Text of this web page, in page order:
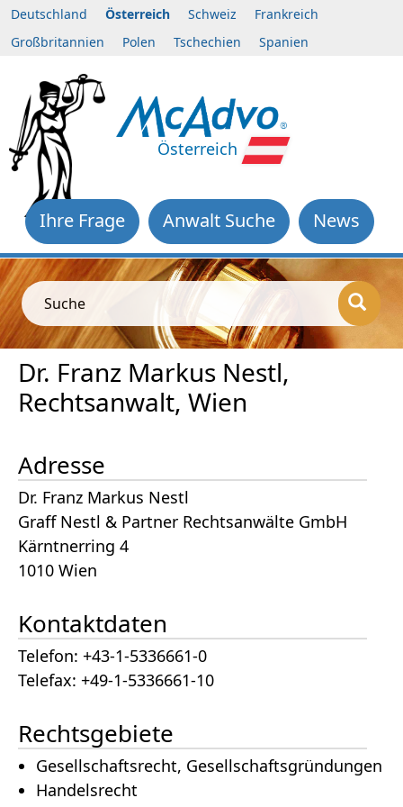
Deutschland Österreich Schweiz
Frankreich
Großbritannien
Polen Tschechien Spanien
Österreich
News
Anwalt Suche
Ihre Frage
Suche
Dr. Franz Markus Nestl,
Rechtsanwalt, Wien
Adresse
Dr. Franz Markus Nestl
Graff Nestl & Partner Rechtsanwälte GmbH
Kärntnerring 4
1010 Wien
Kontaktdaten
Telefon: +43-1-5336661-0
Telefax: +49-1-5336661-10
Rechtsgebiete
Gesellschaftsrecht, Gesellschaftsgründungen
Handelsrecht